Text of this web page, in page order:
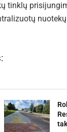
tinklų